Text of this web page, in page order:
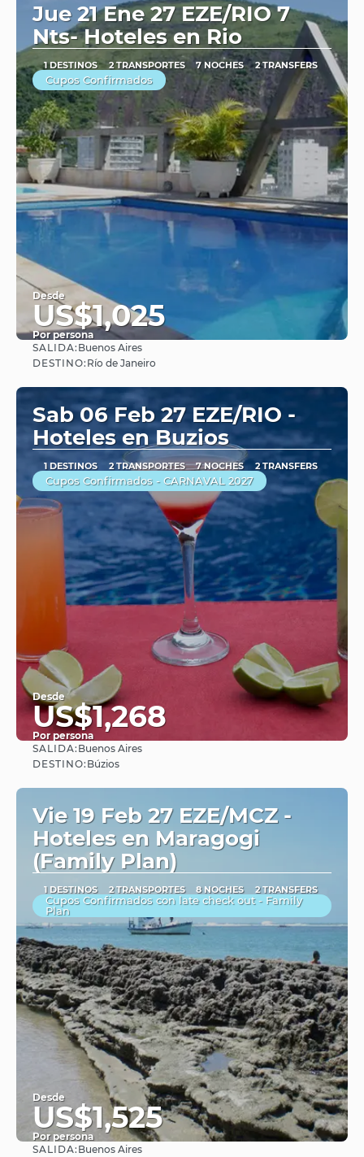
Jue 21 Ene 27 EZE/RIO 7
Nts- Hoteles en Rio
1 DESTINOS 2 TRANSPORTES 7 NOCHES 2 TRANSFERS
Cupos Confirmados
Desde
US$1,025
Por persona
SALIDA: Buenos Aires
DESTINO: Río de Janeiro
Sab 06 Feb 27 EZE/RIO -
Hoteles en Buzios
1 DESTINOS 2 TRANSPORTES 7 NOCHES 2 TRANSFERS
Cupos Confirmados - CARNAVAL 2027
Desde
US$1,268
Por persona
SALIDA: Buenos Aires
DESTINO: Búzios
Vie 19 Feb 27 EZE/MCZ -
Hoteles en Maragogi
(Family Plan)
1 DESTINOS 2 TRANSPORTES 8 NOCHES 2 TRANSFERS
Cupos Confirmados con late check out - Family
Plan
Desde
US$1,525
Por persona
SALIDA: Buenos Aires